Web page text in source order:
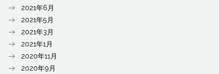
2021年6月
2021年5月
2021年3月
2021年1月
2020年11月
2020年9月